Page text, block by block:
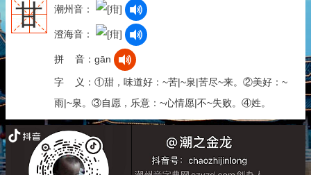
甘 潮州音：
澄海音：
拼 音：gān
字 义：①甜，味道好：~苦|~泉|苦尽~来。②美好：~
雨|~泉。③自愿，乐意：~心情愿|不~失败。④姓。